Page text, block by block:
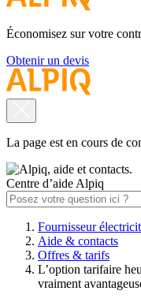
Économisez sur votre
Obtenir un devis
La page est en cours de
Centre d’aide Alpiq
Fournisseur
Aide & contacts
Offres & tarifs
L’option tarifaire
vraiment